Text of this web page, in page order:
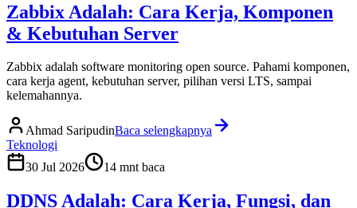
Zabbix Adalah: Cara Kerja, Komponen
& Kebutuhan Server
Zabbix adalah software monitoring open source. Pahami komponen,
cara kerja agent, kebutuhan server, pilihan versi LTS, sampai
kelemahannya.
Ahmad SaripudinBaca selengkapnya
Teknologi
30 Jul 2026
14 mnt baca
DDNS Adalah: Cara Kerja, Fungsi, dan